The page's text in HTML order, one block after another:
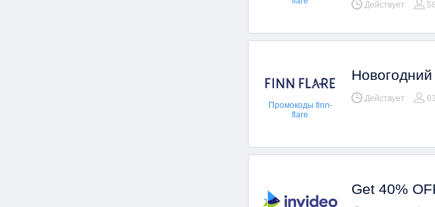
Действует 58
Промокоды finn-
flare
Действует 63
Get 40%